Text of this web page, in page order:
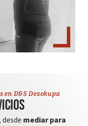
en D&S Desokupa
mediar para